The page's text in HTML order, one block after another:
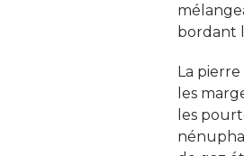
bordant
La
les
les